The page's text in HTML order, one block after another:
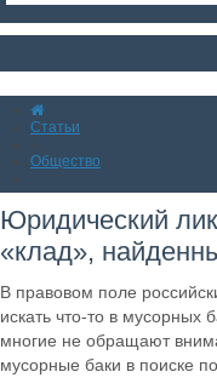
Статьи
Общество
Юридический
«клад»,
В правовом поле
искать что-то в мусорных
многие не обращают
мусорные баки в поиске